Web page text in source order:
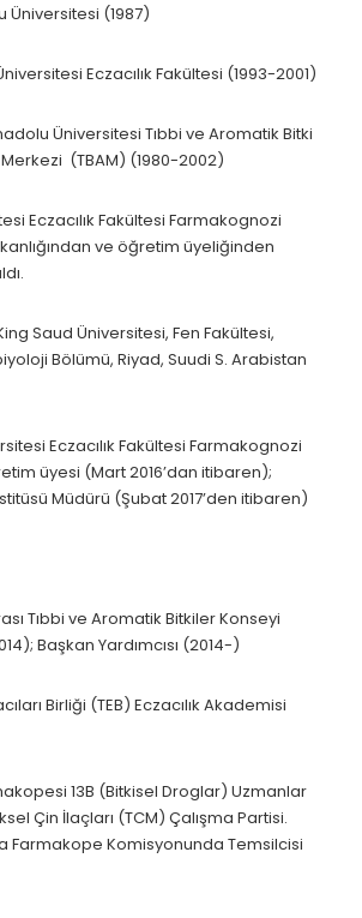
Üniversitesi (1987)
Eczacılık Fakültesi (1993-2001)
Üniversitesi Tıbbi ve Aromatik Bitki
(TBAM) (1980-2002)
Eczacılık Fakültesi Farmakognozi
ve öğretim üyeliğinden
Saud Üniversitesi, Fen Fakültesi,
Bölümü, Riyad, Suudi S. Arabistan
Eczacılık Fakültesi Farmakognozi
üyesi (Mart 2016’dan itibaren);
Müdürü (Şubat 2017’den itibaren)
Tıbbi ve Aromatik Bitkiler Konseyi
Başkan Yardımcısı (2014-)
Birliği (TEB) Eczacılık Akademisi
13B (Bitkisel Droglar) Uzmanlar
Çin İlaçları (TCM) Çalışma Partisi.
Farmakope Komisyonunda Temsilcisi